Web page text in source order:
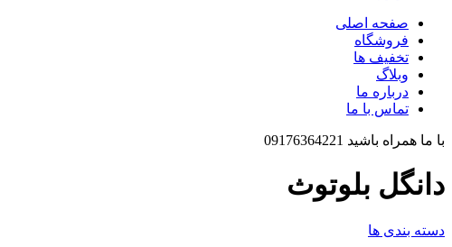
صفحه اصلی
فروشگاه
تخفیف ها
وبلاگ
درباره ما
تماس با ما
با ما همراه باشید 09176364221
دانگل بلوتوث
دسته بندی ها